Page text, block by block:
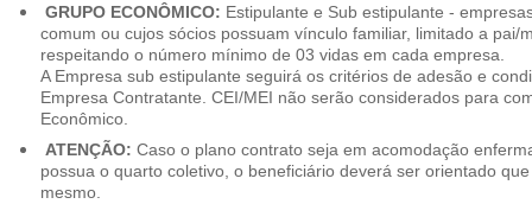
GRUPO ECONÔMICO: Estipulante e Sub estipulante -
comum ou cujos sócios possuam vínculo familiar, limitado a pai/
respeitando o número mínimo de 03 vidas em cada empresa.
A Empresa sub estipulante seguirá os critérios de adesão e
Empresa Contratante. CEI/MEI não serão considerados para
Econômico.
ATENÇÃO: Caso o plano contrato seja em acomodação
possua o quarto coletivo, o beneficiário deverá ser orientado
mesmo.